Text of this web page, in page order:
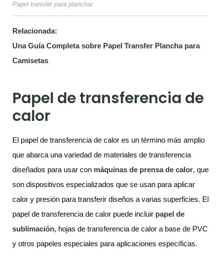
Papel transfer para planchar
Relacionada:
Una Guía Completa sobre Papel Transfer Plancha para
Camisetas
Papel de transferencia de
calor
El papel de transferencia de calor es un término más amplio
que abarca una variedad de materiales de transferencia
diseñados para usar con máquinas de prensa de calor, que
son dispositivos especializados que se usan para aplicar
calor y presión para transferir diseños a varias superficies. El
papel de transferencia de calor puede incluir papel de
sublimación, hojas de transferencia de calor a base de PVC
y otros papeles especiales para aplicaciones específicas.